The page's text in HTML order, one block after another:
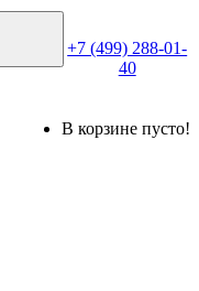
+7 (499) 288-01-
40
В корзине пусто!